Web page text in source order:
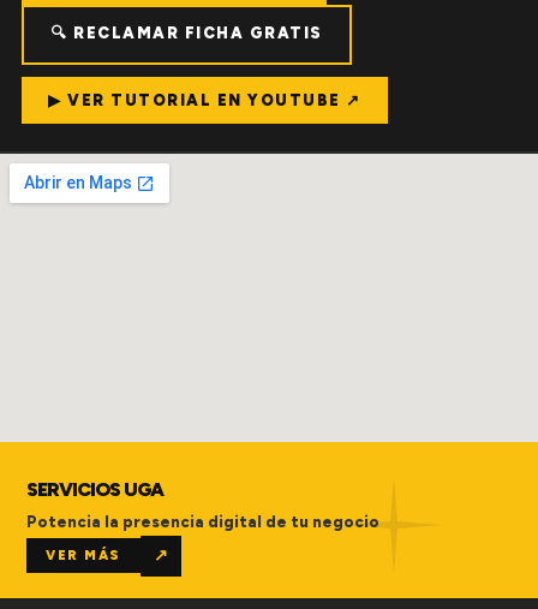
🔍 RECLAMAR FICHA GRATIS
▶ VER TUTORIAL EN YOUTUBE ↗
SERVICIOS UGA
Potencia la presencia digital de tu negocio
VER MÁS ↗